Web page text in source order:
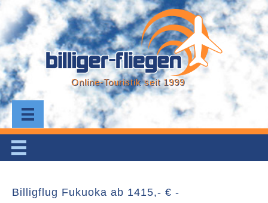
Online-Touristik seit 1999
Billigflug Fukuoka ab 1415,- € -